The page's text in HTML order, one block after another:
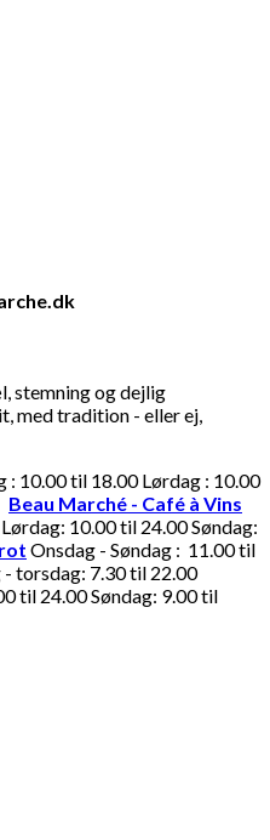
stemning og dejlig
med tradition - eller ej,
: 10.00 til 18.00 Lørdag : 10.00
Beau Marché - Café à Vins
10.00 til 24.00 Søndag:
Onsdag - Søndag : 11.00 til
- torsdag: 7.30 til 22.00
til 24.00 Søndag: 9.00 til